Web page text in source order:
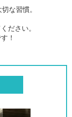
な習慣。
ださい。
！